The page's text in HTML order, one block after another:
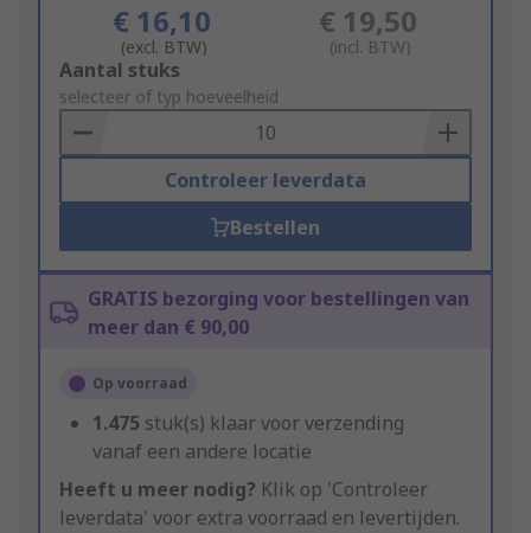
€ 16,10
(excl. BTW)
€ 19,50
(incl. BTW)
Add
to
Basket
Aantal stuks
selecteer of typ hoeveelheid
Controleer leverdata
Bestellen
GRATIS bezorging voor bestellingen van
meer dan € 90,00
Op voorraad
1.475 stuk(s) klaar voor verzending
vanaf een andere locatie
Heeft u meer nodig? Klik op 'Controleer
leverdata' voor extra voorraad en levertijden.